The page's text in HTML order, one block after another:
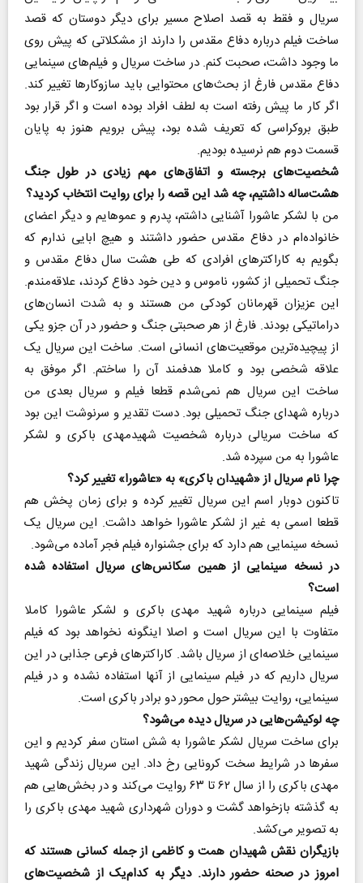
سریال و فقط به قصد اصلاح مسیر برای دیگر دوستان که قصد
ساخت فیلم درباره دفاع مقدس را دارند از مشکلاتی که پیش روی
ما وجود داشت، صحبت کنم. در ساخت سریال و فیلم‌های سینمایی
دفاع مقدس فارغ از بحث‌های محتوایی باید سازوکارها تغییر کند.
اگر کار ما پیش رفته است به لطف افراد بوده است و اگر قرار بود
طبق بروکراسی که تعریف شده بود، پیش برویم هنوز به پایان
قسمت دوم هم نرسیده بودیم.
شخصیت‌های برجسته و اتفاق‌های مهم زیادی در طول جنگ
هشت‌ساله داشتیم، چه شد این قصه را برای روایت انتخاب کردید؟
من با لشکر عاشورا آشنایی داشتم، پدرم و عموهایم و دیگر اعضای
خانواده‌ام در دفاع مقدس حضور داشتند و هیچ ابایی ندارم که
بگویم به کاراکترهای افرادی که طی هشت سال دفاع مقدس و
جنگ تحمیلی از کشور، ناموس و دین خود دفاع کردند، علاقه‌مندم.
این عزیزان قهرمانان کودکی من هستند و به شدت انسان‌های
دراماتیکی بودند. فارغ از هر صحبتی جنگ و حضور در آن جزو یکی
از پیچیده‌ترین موقعیت‌های انسانی است. ساخت این سریال یک
علاقه شخصی بود و کاملا هدفمند آن را ساختم. اگر موفق به
ساخت این سریال هم نمی‌شدم قطعا فیلم و سریال بعدی من
درباره شهدای جنگ تحمیلی بود. دست تقدیر و سرنوشت این بود
که ساخت سریالی درباره شخصیت شهیدمهدی باکری و لشکر
عاشورا به من سپرده شد.
چرا نام سریال از «شهیدان باکری» به «عاشورا» تغییر کرد؟
تاکنون دوبار اسم این سریال تغییر کرده و برای زمان پخش هم
قطعا اسمی به غیر از لشکر عاشورا خواهد داشت. این سریال یک
نسخه سینمایی هم دارد که برای جشنواره فیلم فجر آماده می‌شود.
در نسخه سینمایی از همین سکانس‌های سریال استفاده شده
است؟
فیلم سینمایی درباره شهید مهدی باکری و لشکر عاشورا کاملا
متفاوت با این سریال است و اصلا اینگونه نخواهد بود که فیلم
سینمایی خلاصه‌ای از سریال باشد. کاراکترهای فرعی جذابی در این
سریال داریم که در فیلم سینمایی از آنها استفاده نشده و در فیلم
سینمایی، روایت بیشتر حول محور دو برادر باکری است.
چه لوکیشن‌هایی در سریال دیده می‌شود؟
برای ساخت سریال لشکر عاشورا به شش استان سفر کردیم و این
سفرها در شرایط سخت کرونایی رخ داد. این سریال زندگی شهید
مهدی باکری را از سال ۶۲ تا ۶۳ روایت می‌کند و در بخش‌هایی هم
به گذشته بازخواهد گشت و دوران شهرداری شهید مهدی باکری را
به تصویر می‌کشد.
بازیگران نقش شهیدان همت و کاظمی از جمله کسانی هستند که
امروز در صحنه حضور دارند. دیگر به کدام‌یک از شخصیت‌های